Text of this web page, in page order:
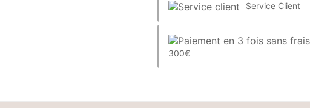
Service Client
300€